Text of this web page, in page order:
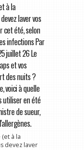
à la
laver vos
cet été, selon
infections Par
juillet 26 Le
et vos
des nuits ?
voici à quelle
utiliser en été
de sueur,
à la
devez laver